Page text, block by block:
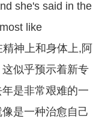
she's said in the
like
神上和身体上,阿
似乎预示着新专
是非常艰难的一
是一种治愈自己